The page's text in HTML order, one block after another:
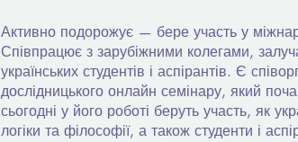
Активно подорожує — бере участь у
Співпрацює з зарубіжними колегами,
українських студентів і аспірантів. Є
дослідницького онлайн семінару, який
сьогодні у його роботі беруть участь, як
логіки та філософії, а також студенти і